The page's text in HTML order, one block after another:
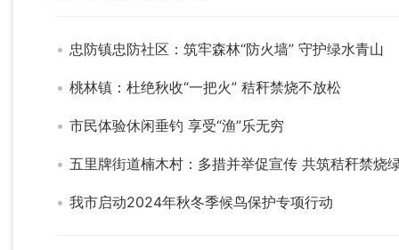
忠防镇忠防社区：筑牢森林“防火墙” 守护绿水青山
桃林镇：杜绝秋收“一把火” 秸秆禁烧不放松
市民体验休闲垂钓 享受“渔”乐无穷
五里牌街道楠木村：多措并举促宣传 共筑秸秆禁烧
我市启动2024年秋冬季候鸟保护专项行动